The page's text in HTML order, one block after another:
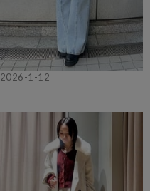
2026-1-12